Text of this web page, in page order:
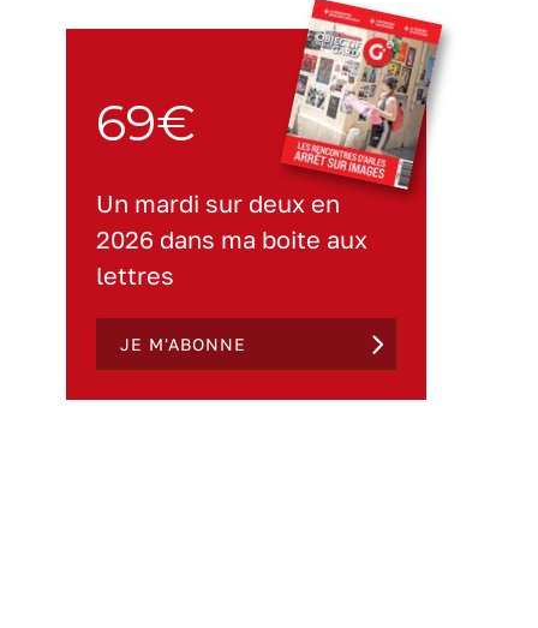
69€
Un mardi sur deux en
2026 dans ma boite aux
lettres
JE M'ABONNE